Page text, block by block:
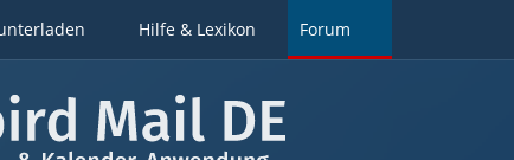
Hilfe & Lexikon Forum